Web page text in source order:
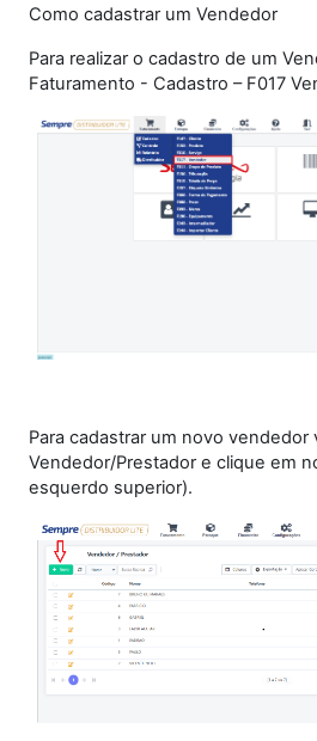
Como cadastrar um Vendedor
Para realizar o cadastro de um
Faturamento - Cadastro – F017
Para cadastrar um novo vendedor
Vendedor/Prestador e clique em
esquerdo superior).